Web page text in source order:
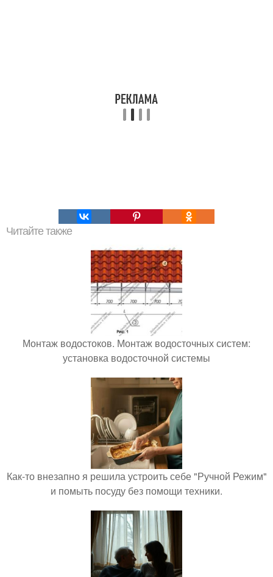
Читайте также
Монтаж водостоков. Монтаж водосточных систем:
установка водосточной системы
Как-то внезапно я решила устроить себе "Ручной Режим"
и помыть посуду без помощи техники.